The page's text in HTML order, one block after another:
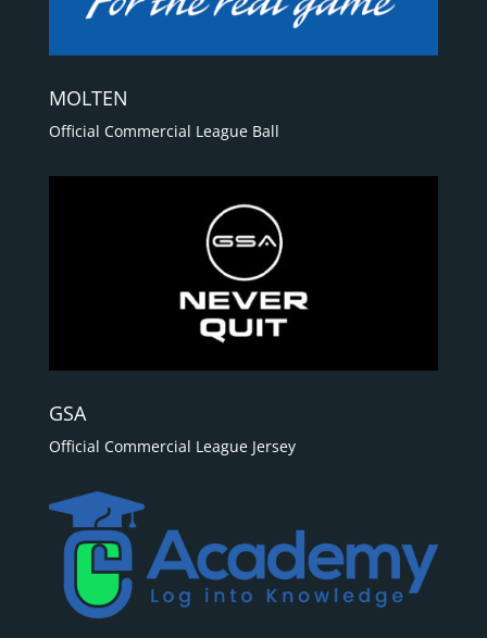
MOLTEN
Official Commercial League Ball
GSA
Official Commercial League Jersey